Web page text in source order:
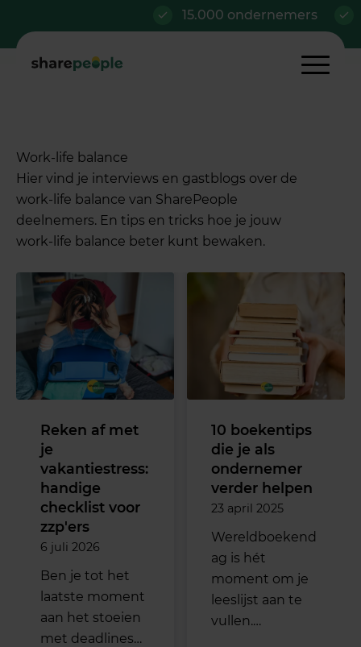
15.000 ondernemers Al
Work-life balance
Hier vind je interviews en gastblogs over de
work-life balance van SharePeople
deelnemers. En tips en tricks hoe je jouw
work-life balance beter kunt bewaken.
Reken af met
je
vakantiestress:
handige
checklist voor
zzp'ers
6 juli 2026
Ben je tot het
laatste moment
aan het stoeien
met deadlines…
10 boekentips
die je als
ondernemer
verder helpen
23 april 2025
Wereldboekend
ag is hét
moment om je
leeslijst aan te
vullen.…